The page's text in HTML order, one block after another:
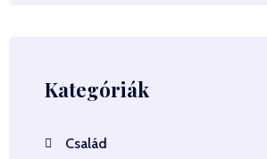
Kategóriák
Család